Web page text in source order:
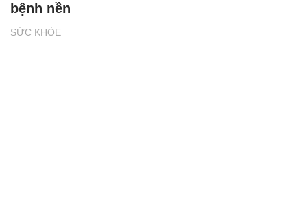
SỨC KHỎE
bệnh nền